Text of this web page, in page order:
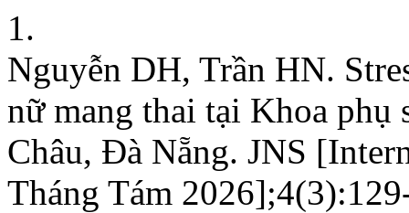
1.
Nguyễn DH, Trần HN.
nữ mang thai tại Khoa phụ
Châu, Đà Nẵng. JNS
Tháng Tám